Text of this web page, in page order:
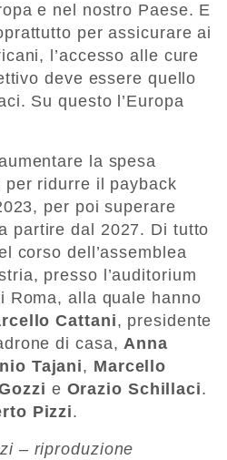
e nel nostro Paese. E
per assicurare ai
l’accesso alle cure
deve essere quello
Su questo l’Europa
la spesa
per ridurre il payback
per poi superare
partire dal 2027. Di tutto
corso dell’assemblea
presso l’auditorium
Roma, alla quale hanno
Cattani, presidente
di casa,Anna
Tajani, Marcello
e Orazio Schillaci.
Pizzi.
– riproduzione